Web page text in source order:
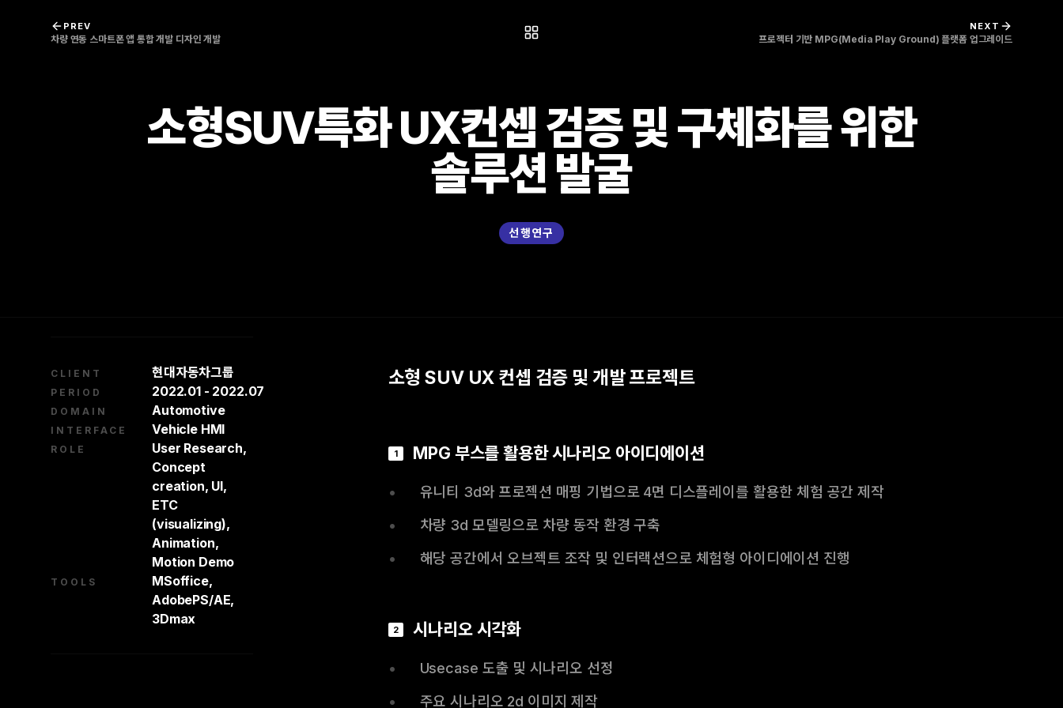
PREV
차량 연동 스마트폰 앱 통합 개발 디자인 개발
NEXT
프로젝터 기반 MPG(Media Play Ground) 플랫폼 업그레이드
소형SUV특화 UX컨셉 검증 및 구체화를 위한
솔루션 발굴
선행연구
CLIENT 현대자동차그룹
PERIOD 2022.01 - 2022.07
DOMAIN Automotive
INTERFACE Vehicle HMI
ROLE
User Research,
Concept
creation, UI,
ETC
(visualizing),
Animation,
Motion Demo
TOOLS
MSoffice,
AdobePS/AE,
3Dmax
소형 SUV UX 컨셉 검증 및 개발 프로젝트
1 MPG 부스를 활용한 시나리오 아이디에이션
•
유니티 3d와 프로젝션 매핑 기법으로 4면 디스플레이를 활용한 체험 공간 제작
•
차량 3d 모델링으로 차량 동작 환경 구축
•
해당 공간에서 오브젝트 조작 및 인터랙션으로 체험형 아이디에이션 진행
2 시나리오 시각화
•
Usecase 도출 및 시나리오 선정